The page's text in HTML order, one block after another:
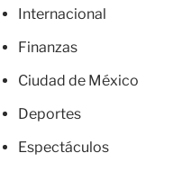
Internacional
Finanzas
Ciudad de México
Deportes
Espectáculos